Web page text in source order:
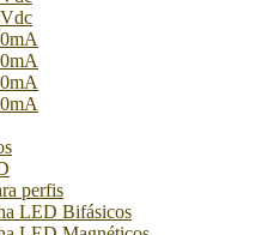
perfis
LED Bifásicos